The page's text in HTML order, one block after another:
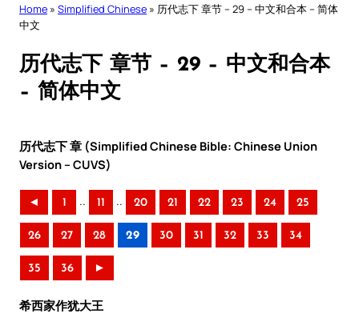
Home » Simplified Chinese » 历代志下 章节 – 29 – 中文和合本 – 简体
中文
历代志下 章节 – 29 – 中文和合本
– 简体中文
历代志下 章 (Simplified Chinese Bible: Chinese Union
Version – CUVS)
◄ 1 .. 11 .. 20 21 22 23 24 25
26 27 28 29 30 31 32 33 34
35 36 ►
希西家作犹大王